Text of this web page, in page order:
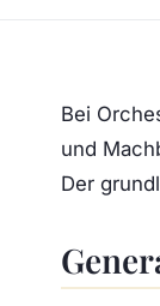
Bei
und
Der